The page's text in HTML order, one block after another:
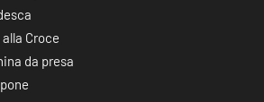
Croce
da presa